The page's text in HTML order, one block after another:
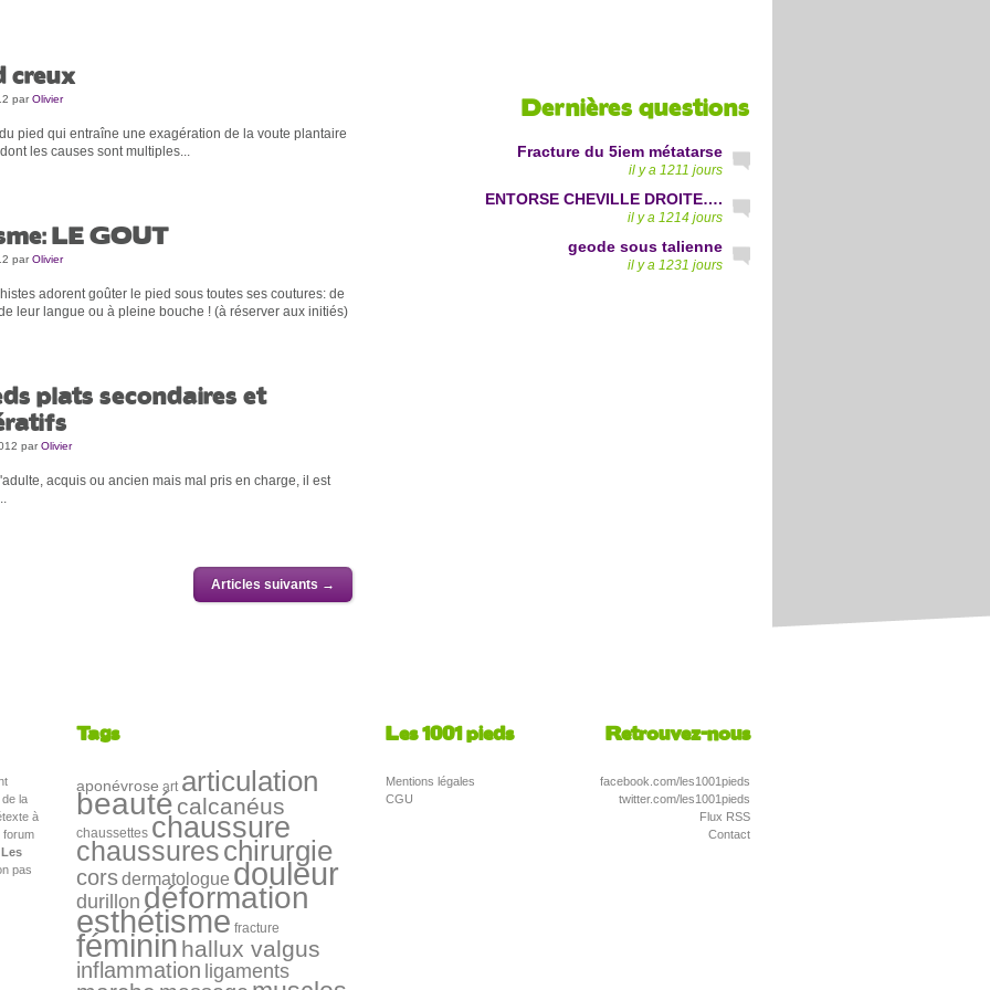
creux
parOlivier
pied qui entraîne une exagération de la voute plantaire
les causes sont multiples...
LE GOUT
parOlivier
adorent goûter le pied sous toutes ses coutures: de
leur langue ou à pleine bouche ! (à réserver aux initiés)
plats secondaires et
parOlivier
acquis ou ancien mais mal pris en charge, il est
Articles suivants →
Dernières questions
Fracture du 5iem métatarse
il y a 1211 jours
ENTORSE CHEVILLE DROITE….
il y a 1214 jours
geode sous talienne
il y a 1231 jours
la
à
forum
Les
pas
Tags
aponévrose art articulation
beauté calcanéus
chaussettes chaussure
chaussureschirurgie
corsdermatologue douleur
durillon déformation
esthétisme fracture
féminin hallux valgus
inflammation ligaments
Les 1001 pieds
Mentions légales
CGU
Retrouvez-nous
facebook.com/les1001pieds
twitter.com/les1001pieds
Flux RSS
Contact